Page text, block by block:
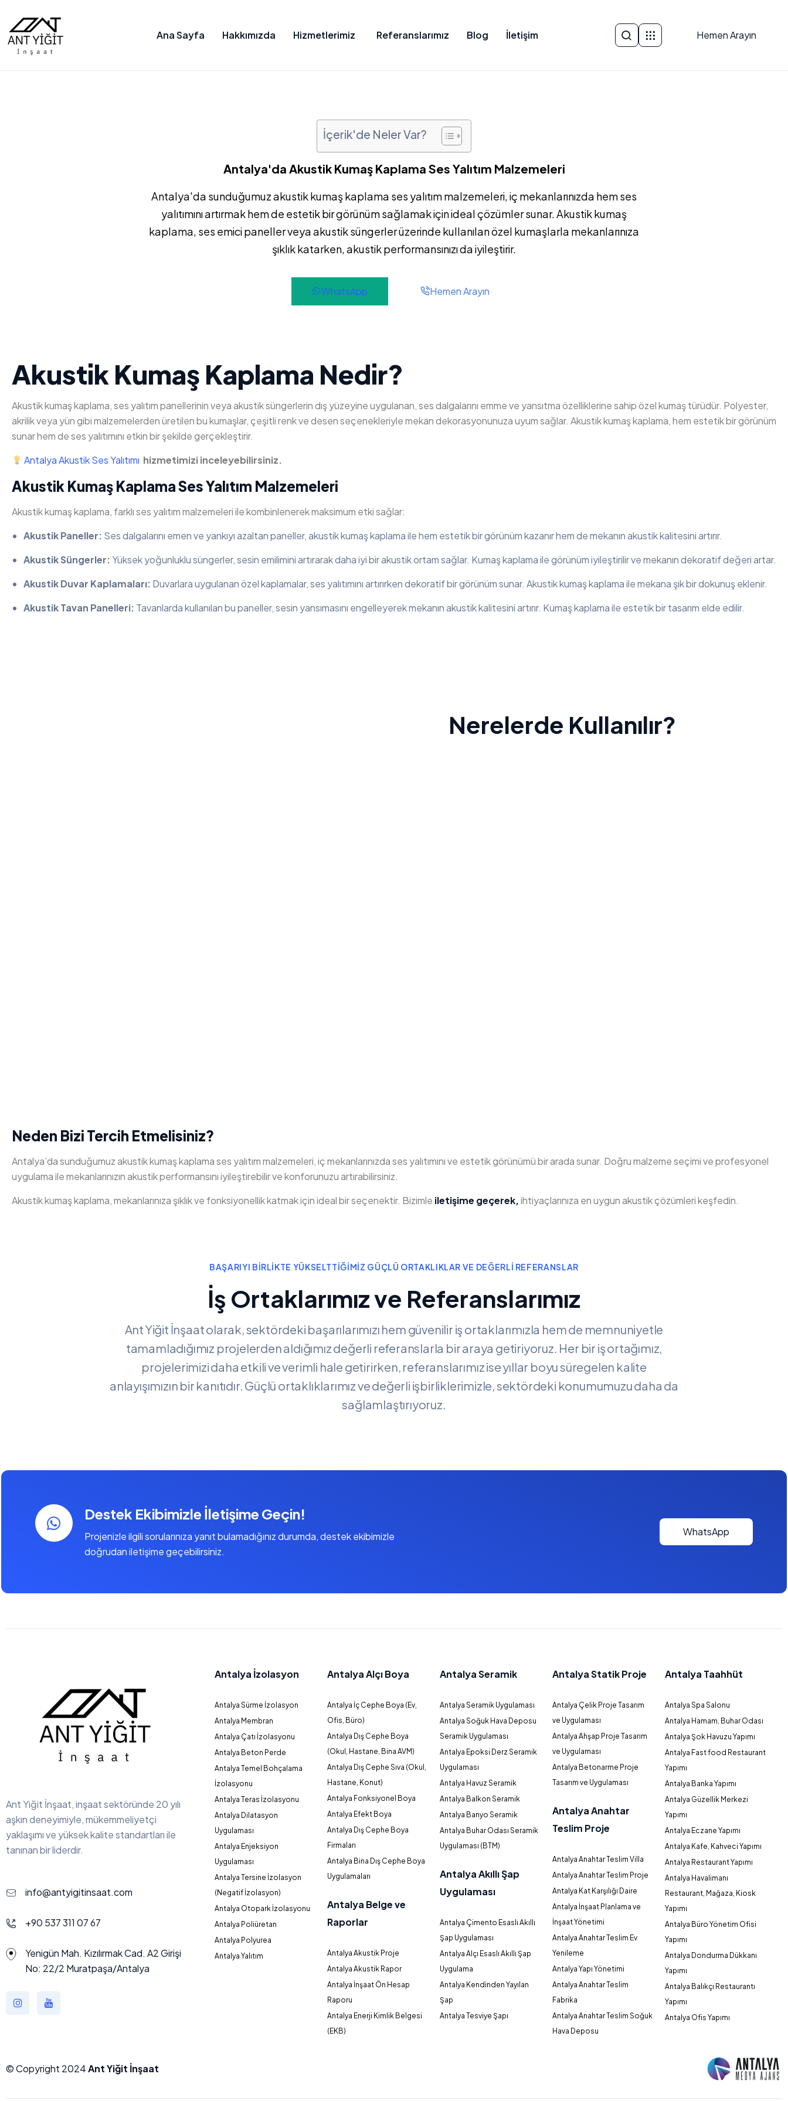
Ana Sayfa Hakkımızda Hizmetlerimiz Referanslarımız Blog İletişim Hemen Arayın
İçerik'de Neler Var?
Antalya'da Akustik Kumaş Kaplama Ses Yalıtım Malzemeleri
Antalya'da sunduğumuz akustik kumaş kaplama ses yalıtım malzemeleri, iç mekanlarınızda hem ses
yalıtımını artırmak hem de estetik bir görünüm sağlamak için ideal çözümler sunar. Akustik kumaş
kaplama, ses emici paneller veya akustik süngerler üzerinde kullanılan özel kumaşlarla mekanlarınıza
şıklık katarken, akustik performansınızı da iyileştirir.
WhatsApp Hemen Arayın
Akustik Kumaş Kaplama Nedir?
Akustik kumaş kaplama, ses yalıtım panellerinin veya akustik süngerlerin dış yüzeyine uygulanan, ses dalgalarını emme ve yansıtma özelliklerine sahip özel kumaş türüdür. Polyester,
akrilik veya yün gibi malzemelerden üretilen bu kumaşlar, çeşitli renk ve desen seçenekleriyle mekan dekorasyonunuza uyum sağlar. Akustik kumaş kaplama, hem estetik bir görünüm
sunar hem de ses yalıtımını etkin bir şekilde gerçekleştirir.
Antalya Akustik Ses Yalıtımı hizmetimizi inceleyebilirsiniz.
Akustik Kumaş Kaplama Ses Yalıtım Malzemeleri
Akustik kumaş kaplama, farklı ses yalıtım malzemeleri ile kombinlenerek maksimum etki sağlar:
Akustik Paneller: Ses dalgalarını emen ve yankıyı azaltan paneller, akustik kumaş kaplama ile hem estetik bir görünüm kazanır hem de mekanın akustik kalitesini artırır.
Akustik Süngerler: Yüksek yoğunluklu süngerler, sesin emilimini artırarak daha iyi bir akustik ortam sağlar. Kumaş kaplama ile görünüm iyileştirilir ve mekanın dekoratif değeri artar.
Akustik Duvar Kaplamaları: Duvarlara uygulanan özel kaplamalar, ses yalıtımını artırırken dekoratif bir görünüm sunar. Akustik kumaş kaplama ile mekana şık bir dokunuş eklenir.
Akustik Tavan Panelleri: Tavanlarda kullanılan bu paneller, sesin yansımasını engelleyerek mekanın akustik kalitesini artırır. Kumaş kaplama ile estetik bir tasarım elde edilir.
Nerelerde Kullanılır?
Neden Bizi Tercih Etmelisiniz?
Antalya’da sunduğumuz akustik kumaş kaplama ses yalıtım malzemeleri, iç mekanlarınızda ses yalıtımını ve estetik görünümü bir arada sunar. Doğru malzeme seçimi ve profesyonel
uygulama ile mekanlarınızın akustik performansını iyileştirebilir ve konforunuzu artırabilirsiniz.
Akustik kumaş kaplama, mekanlarınıza şıklık ve fonksiyonellik katmak için ideal bir seçenektir. Bizimle iletişime geçerek,ihtiyaçlarınıza en uygun akustik çözümleri keşfedin.
BAŞARIYI BIRLIKTE YÜKSELTTIĞIMIZ GÜÇLÜ ORTAKLIKLAR VE DEĞERLI REFERANSLAR
İş Ortaklarımız ve Referanslarımız
Ant Yiğit İnşaat olarak, sektördeki başarılarımızı hem güvenilir iş ortaklarımızla hem de memnuniyetle
tamamladığımız projelerden aldığımız değerli referanslarla bir araya getiriyoruz. Her bir iş ortağımız,
projelerimizi daha etkili ve verimli hale getirirken, referanslarımız ise yıllar boyu süregelen kalite
anlayışımızın bir kanıtıdır. Güçlü ortaklıklarımız ve değerli işbirliklerimizle, sektördeki konumumuzu daha da
sağlamlaştırıyoruz.
Destek Ekibimizle İletişime Geçin!
Projenizle ilgili sorularınıza yanıt bulamadığınız durumda, destek ekibimizle
doğrudan iletişime geçebilirsiniz.
WhatsApp
Ant Yiğit İnşaat, inşaat sektöründe 20 yılı
aşkın deneyimiyle, mükemmeliyetçi
yaklaşımı ve yüksek kalite standartları ile
tanınan bir liderdir.
info@antyigitinsaat.com
+90 537 311 07 67
Yenigün Mah. Kızılırmak Cad. A2 Girişi
No: 22/2 Muratpaşa/Antalya
Antalya İzolasyon
Antalya Sürme İzolasyon
Antalya Membran
Antalya Çatı İzolasyonu
Antalya Beton Perde
Antalya Temel Bohçalama
İzolasyonu
Antalya Teras İzolasyonu
Antalya Dilatasyon
Uygulaması
Antalya Enjeksiyon
Uygulaması
Antalya Tersine İzolasyon
(Negatif İzolasyon)
Antalya Otopark İzolasyonu
Antalya Poliüretan
Antalya Polyurea
Antalya Yalıtım
Antalya Alçı Boya
Antalya İç Cephe Boya (Ev,
Ofis, Büro)
Antalya Dış Cephe Boya
(Okul, Hastane, Bina AVM)
Antalya Dış Cephe Sıva (Okul,
Hastane, Konut)
Antalya Fonksiyonel Boya
Antalya Efekt Boya
Antalya Dış Cephe Boya
Firmaları
Antalya Bina Dış Cephe Boya
Uygulamaları
Antalya Belge ve
Raporlar
Antalya Akustik Proje
Antalya Akustik Rapor
Antalya İnşaat Ön Hesap
Raporu
Antalya Enerji Kimlik Belgesi
(EKB)
Antalya Seramik
Antalya Seramik Uygulaması
Antalya Soğuk Hava Deposu
Seramik Uygulaması
Antalya Epoksi Derz Seramik
Uygulaması
Antalya Havuz Seramik
Antalya Balkon Seramik
Antalya Banyo Seramik
Antalya Buhar Odası Seramik
Uygulaması (BTM)
Antalya Akıllı Şap
Uygulaması
Antalya Çimento Esaslı Akıllı
Şap Uygulaması
Antalya Alçı Esaslı Akıllı Şap
Uygulama
Antalya Kendinden Yayılan
Şap
Antalya Tesviye Şapı
Antalya Statik Proje
Antalya Çelik Proje Tasarım
ve Uygulaması
Antalya Ahşap Proje Tasarım
ve Uygulaması
Antalya Betonarme Proje
Tasarım ve Uygulaması
Antalya Anahtar
Teslim Proje
Antalya Anahtar Teslim Villa
Antalya Anahtar Teslim Proje
Antalya Kat Karşılığı Daire
Antalya İnşaat Planlama ve
İnşaat Yönetimi
Antalya Anahtar Teslim Ev
Yenileme
Antalya Yapı Yönetimi
Antalya Anahtar Teslim
Fabrika
Antalya Anahtar Teslim Soğuk
Hava Deposu
Antalya Taahhüt
Antalya Spa Salonu
Antalya Hamam, Buhar Odası
Antalya Şok Havuzu Yapımı
Antalya Fast food Restaurant
Yapımı
Antalya Banka Yapımı
Antalya Güzellik Merkezi
Yapımı
Antalya Eczane Yapımı
Antalya Kafe, Kahveci Yapımı
Antalya Restaurant Yapımı
Antalya Havalimanı
Restaurant, Mağaza, Kiosk
Yapımı
Antalya Büro Yönetim Ofisi
Yapımı
Antalya Dondurma Dükkanı
Yapımı
Antalya Balıkçı Restaurantı
Yapımı
Antalya Ofis Yapımı
© Copyright 2024Ant Yiğit İnşaat